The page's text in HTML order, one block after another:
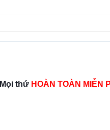
Mọi thứ HOÀN TOÀN MIỄN